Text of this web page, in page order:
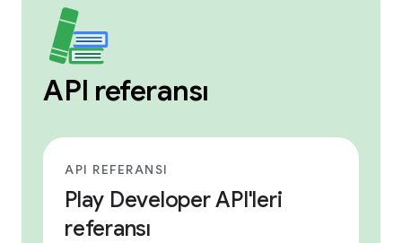
API referansı
API REFERANSI
Play Developer API'leri
referansı